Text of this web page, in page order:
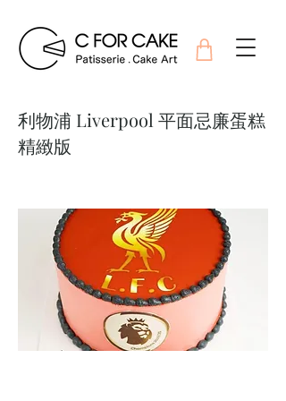
利物浦 Liverpool 平面忌廉蛋糕
精緻版